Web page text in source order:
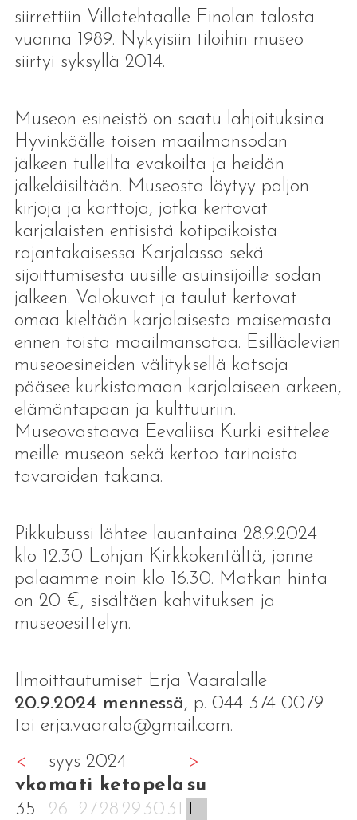
siirrettiin Villatehtaalle Einolan talosta
vuonna 1989. Nykyisiin tiloihin museo
siirtyi syksyllä 2014.
Museon esineistö on saatu lahjoituksina
Hyvinkäälle toisen maailmansodan
jälkeen tulleilta evakoilta ja heidän
jälkeläisiltään. Museosta löytyy paljon
kirjoja ja karttoja, jotka kertovat
karjalaisten entisistä kotipaikoista
rajantakaisessa Karjalassa sekä
sijoittumisesta uusille asuinsijoille sodan
jälkeen. Valokuvat ja taulut kertovat
omaa kieltään karjalaisesta maisemasta
ennen toista maailmansotaa. Esilläolevien
museoesineiden välityksellä katsoja
pääsee kurkistamaan karjalaiseen arkeen,
elämäntapaan ja kulttuuriin.
Museovastaava Eevaliisa Kurki esittelee
meille museon sekä kertoo tarinoista
tavaroiden takana.
Pikkubussi lähtee lauantaina 28.9.2024
klo 12.30 Lohjan Kirkkokentältä, jonne
palaamme noin klo 16.30. Matkan hinta
on 20 €, sisältäen kahvituksen ja
museoesittelyn.
Ilmoittautumiset Erja Vaaralalle
20.9.2024 mennessä, p. 044 374 0079
tai erja.vaarala@gmail.com.
<
syys 2024
>
vko ma ti keto pe la su
35
26 27 28 29 30 31